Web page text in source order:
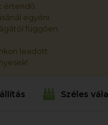
értendő.
egyéni
függően.
leadott
Széles